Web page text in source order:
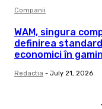
Companii
WAM, singura
definirea
economici în
Redactia - July 21, 2026